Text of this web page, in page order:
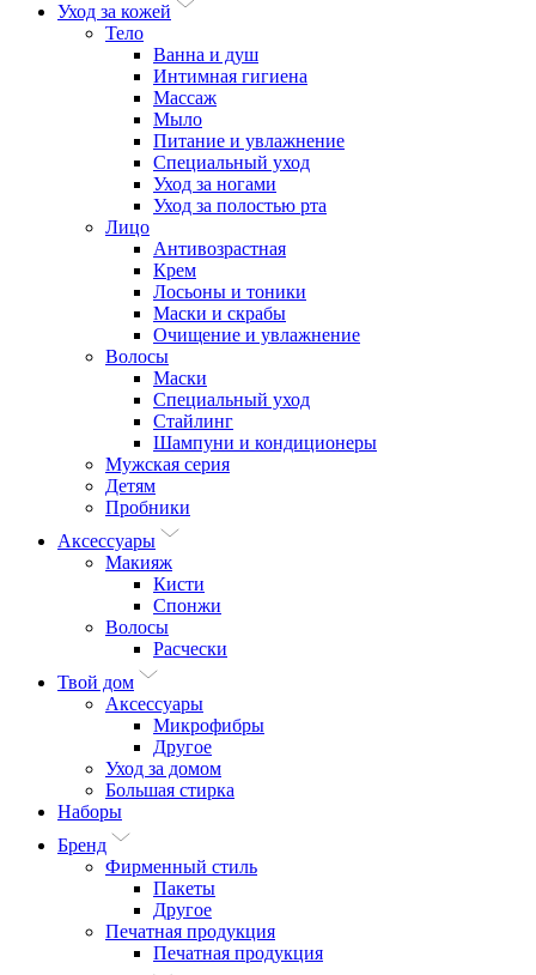
Уход за кожей
Тело
Ванна и душ
Интимная гигиена
Массаж
Мыло
Питание и увлажнение
Специальный уход
Уход за ногами
Уход за полостью рта
Лицо
Антивозрастная
Крем
Лосьоны и тоники
Маски и скрабы
Очищение и увлажнение
Волосы
Маски
Специальный уход
Стайлинг
Шампуни и кондиционеры
Мужская серия
Детям
Пробники
Аксессуары
Макияж
Кисти
Спонжи
Волосы
Расчески
Твой дом
Аксессуары
Микрофибры
Другое
Уход за домом
Большая стирка
Наборы
Бренд
Фирменный стиль
Пакеты
Другое
Печатная продукция
Печатная продукция